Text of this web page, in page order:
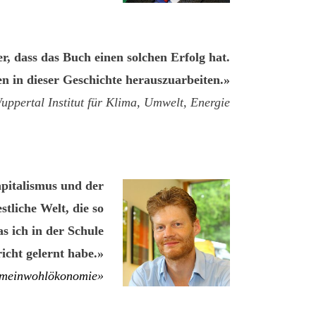
dass das Buch einen solchen Erfolg hat.
in dieser Geschichte herauszuarbeiten.»
Institut für Klima, Umwelt, Energie
und der
Welt, die so
ich in der Schule
gelernt habe.»